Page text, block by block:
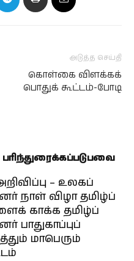
அடுத்த செய்தி
கொள்கை விளக்கக்
பொதுக் கூட்டம்-போடி
பரிந்துரைக்கப்படுபவை
– உலகப்
நாள் விழா தமிழ்ப்
காக்க தமிழ்ப்
பாதுகாப்புப்
மாபெரும்